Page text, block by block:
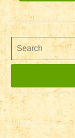
în
articole
Search